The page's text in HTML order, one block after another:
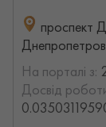
проспект
На порталі з:
Досвід